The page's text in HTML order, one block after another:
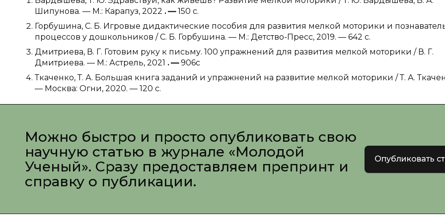
Шипунова. — М.: Карапуз, 2022 .—150 c.
Горбушина, С. Б. Игровые дидактические пособия для развития мелкой моторики и
процессов у дошкольников / С. Б. Горбушина. — М.: Детство-Пресс, 2019. — 642 c.
Дмитриева, В. Г. Готовим руку к письму. 100 упражнений для развития мелкой моторики / В. Г.
Дмитриева. — М.: Астрель, 2021 .—906c
Ткаченко, Т. А. Большая книга заданий и упражнений на развитие мелкой моторики / Т. А.
— Москва: Огни, 2020. — 120 c.
Можно быстро и просто опубликовать свою
научную статью в журнале «Молодой
Ученый». Сразу предоставляем препринт и
справку о публикации.
Опубликовать